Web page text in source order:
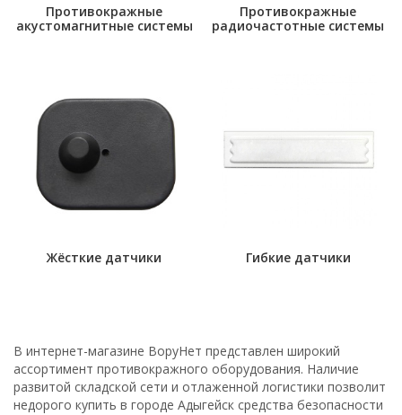
Противокражные
акустомагнитные системы
Противокражные
радиочастотные системы
Жёсткие датчики Гибкие датчики
В интернет-магазине ВоруНет представлен широкий
ассортимент противокражного оборудования. Наличие
развитой складской сети и отлаженной логистики позволит
недорого купить в городе Адыгейск средства безопасности